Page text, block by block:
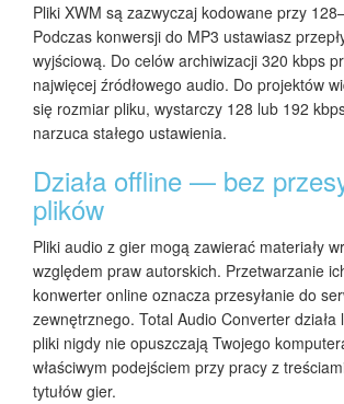
Pliki XWM są zazwyczaj kodowane przy
Podczas konwersji do MP3 ustawiasz
wyjściową. Do celów archiwizacji 320 kbps
najwięcej źródłowego audio. Do projektów
się rozmiar pliku, wystarczy 128 lub 192
narzuca stałego ustawienia.
Działa offline — bez
plików
Pliki audio z gier mogą zawierać materiały
względem praw autorskich. Przetwarzanie
konwerter online oznacza przesyłanie do
zewnętrznego. Total Audio Converter działa
pliki nigdy nie opuszczają Twojego
właściwym podejściem przy pracy z
tytułów gier.